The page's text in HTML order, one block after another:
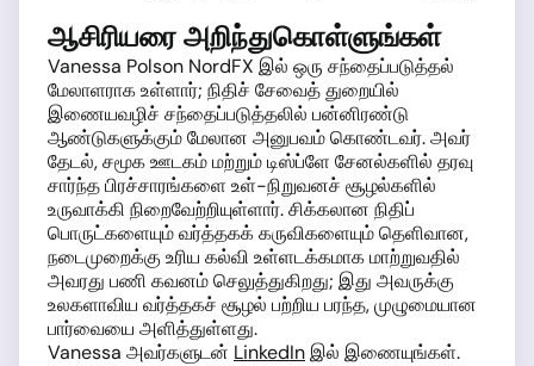
ஆசிரியரை அறிந்துகொள்ளுங்கள்
Vanessa Polson NordFX இல் ஒரு சந்தைப்படுத்தல்
மேலாளராக உள்ளார்; நிதிச் சேவைத் துறையில்
இணையவழிச் சந்தைப்படுத்தலில் பன்னிரண்டு
ஆண்டுகளுக்கும் மேலான அனுபவம் கொண்டவர். அவர்
தேடல், சமூக ஊடகம் மற்றும் டிஸ்ப்ளே சேனல்களில் தரவு
சார்ந்த பிரச்சாரங்களை உள்-நிறுவனச் சூழல்களில்
உருவாக்கி நிறைவேற்றியுள்ளார். சிக்கலான நிதிப்
பொருட்களையும் வர்த்தகக் கருவிகளையும் தெளிவான,
நடைமுறைக்கு உரிய கல்வி உள்ளடக்கமாக மாற்றுவதில்
அவரது பணி கவனம் செலுத்துகிறது; இது அவருக்கு
உலகளாவிய வர்த்தகச் சூழல் பற்றிய பரந்த, முழுமையான
பார்வையை அளித்துள்ளது.
Vanessa அவர்களுடன் LinkedInஇல் இணையுங்கள்.